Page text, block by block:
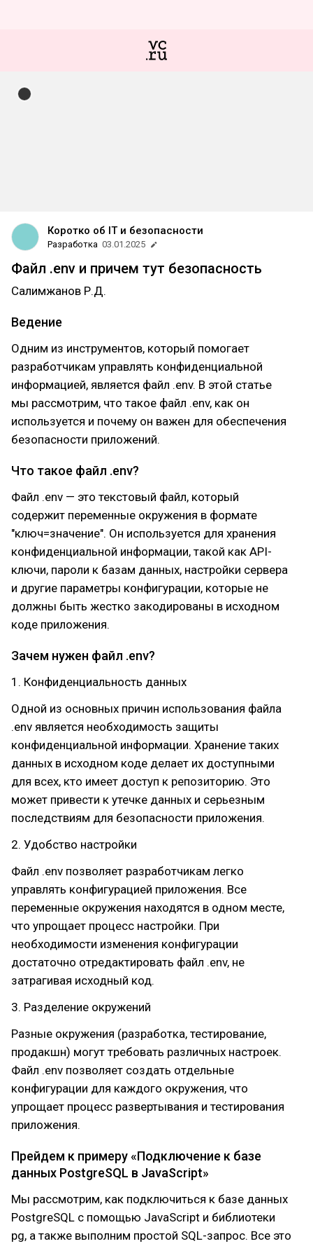
Коротко об IT и безопасности
Разработка 03.01.2025
Файл .env и причем тут безопасность
Салимжанов Р.Д.
Ведение
Одним из инструментов, который помогает
разработчикам управлять конфиденциальной
информацией, является файл .env. В этой статье
мы рассмотрим, что такое файл .env, как он
используется и почему он важен для обеспечения
безопасности приложений.
Что такое файл .env?
Файл .env — это текстовый файл, который
содержит переменные окружения в формате
"ключ=значение". Он используется для хранения
конфиденциальной информации, такой как API-
ключи, пароли к базам данных, настройки сервера
и другие параметры конфигурации, которые не
должны быть жестко закодированы в исходном
коде приложения.
Зачем нужен файл .env?
1. Конфиденциальность данных
Одной из основных причин использования файла
.env является необходимость защиты
конфиденциальной информации. Хранение таких
данных в исходном коде делает их доступными
для всех, кто имеет доступ к репозиторию. Это
может привести к утечке данных и серьезным
последствиям для безопасности приложения.
2. Удобство настройки
Файл .env позволяет разработчикам легко
управлять конфигурацией приложения. Все
переменные окружения находятся в одном месте,
что упрощает процесс настройки. При
необходимости изменения конфигурации
достаточно отредактировать файл .env, не
затрагивая исходный код.
3. Разделение окружений
Разные окружения (разработка, тестирование,
продакшн) могут требовать различных настроек.
Файл .env позволяет создать отдельные
конфигурации для каждого окружения, что
упрощает процесс развертывания и тестирования
приложения.
Прейдем к примеру «Подключение к базе
данных PostgreSQL в JavaScript»
Мы рассмотрим, как подключиться к базе данных
PostgreSQL с помощью JavaScript и библиотеки
pg, а также выполним простой SQL-запрос. Все это